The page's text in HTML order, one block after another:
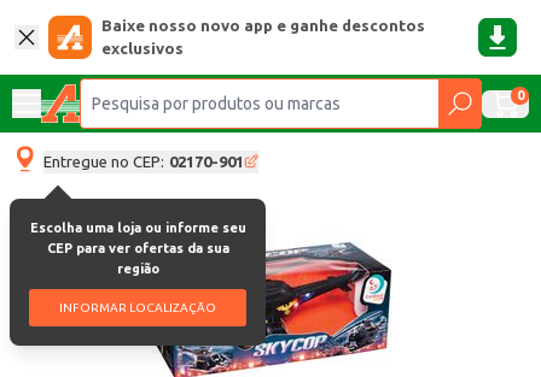
Baixe nosso novo app e ganhe descontos
exclusivos
0
Entregue no CEP: 02170-901
Escolha uma loja ou informe seu
CEP para ver ofertas da sua
região
INFORMAR LOCALIZAÇÃO